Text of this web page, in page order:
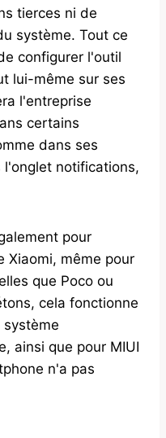
tierces ni de
système. Tout ce
configurer l'outil
lui-même sur ses
l'entreprise
certains
dans ses
l'onglet notifications,
pour
Xiaomi, même pour
que Poco ou
cela fonctionne
système
ainsi que pour MIUI
n'a pas